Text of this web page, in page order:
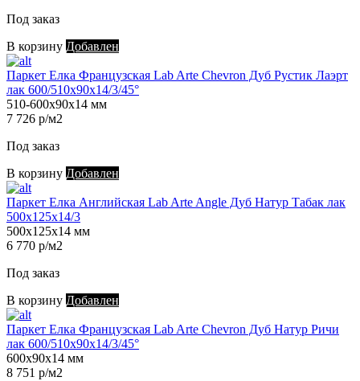
Под заказ
В корзину Добавлен
Паркет Елка Французская Lab Arte Chevron Дуб Рустик Лаэрт
лак 600/510х90х14/3/45°
510-600х90х14 мм
7 726 р/м2
Под заказ
В корзину Добавлен
Паркет Елка Английская Lab Arte Angle Дуб Натур Табак лак
500х125х14/3
500х125х14 мм
6 770 р/м2
Под заказ
В корзину Добавлен
Паркет Елка Французская Lab Arte Chevron Дуб Натур Ричи
лак 600/510х90х14/3/45°
600х90х14 мм
8 751 р/м2